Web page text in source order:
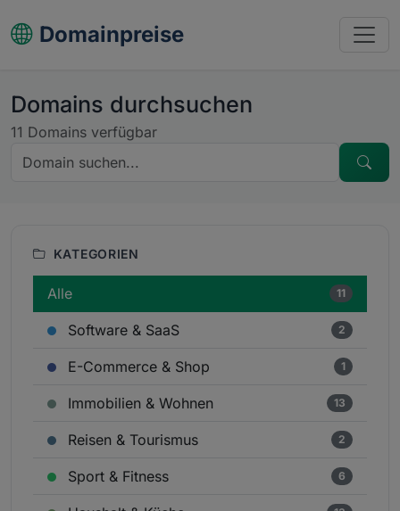
Domainpreise
Domains durchsuchen
11 Domains verfügbar
KATEGORIEN
Alle 11
Software & SaaS 2
E-Commerce & Shop 1
Immobilien & Wohnen 13
Reisen & Tourismus 2
Sport & Fitness 6